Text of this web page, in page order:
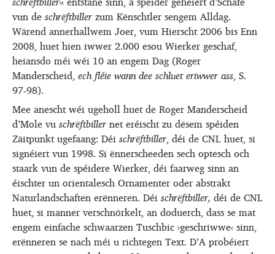
vun deschrëftbillerzum Kënschtler sengem Alldag.
Wärend annerhallwem Joer, vum Hierscht 2006 bis Enn
2008, huet hien iwwer 2.000 esou Wierkergeschaf,
heiansdo méi wéi 10 an engem Dag (Roger
Manderscheid,ech fléie wann dee schluet eriwwer ass, S.
97-98).
Mee anescht wéi ugeholl huet de Roger Manderscheid
d’Mole vuschrëftbillernet eréischt zu dësem spéiden
Zäitpunkt ugefaang: Déischrëftbiller, déi de CNL huet, si
signéiert vun 1998. Si ënnerscheeden sech optesch och
staark vun de spéidere Wierker, déi faarweg sinn an
éischter un orientalesch Ornamenter oder abstrakt
Naturlandschaften erënneren. Déischrëftbiller, déi de CNL
huet, si manner verschnörkelt, an doduerch, dass se mat
engem einfache schwaarzen Tuschbic ›geschriwwe‹ sinn,
erënneren se nach méi u richtegen Text. D’A probéiert